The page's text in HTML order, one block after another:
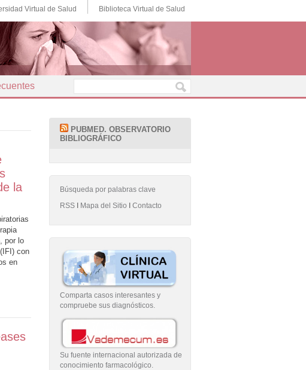
Virtual de Salud Biblioteca Virtual de Salud
la
por lo
con
en
PUBMED. OBSERVATORIO
BIBLIOGRÁFICO
Búsqueda por palabras clave
RSSΙ Mapa del Sitio Contacto
Comparta casos interesantes y
compruebe sus diagnósticos.
Su fuente internacional autorizada de
conocimiento farmacológico.